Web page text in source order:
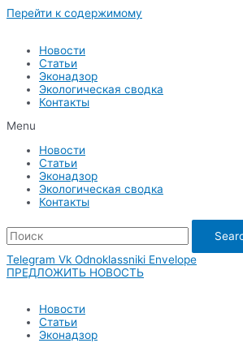
Перейти к содержимому
Новости
Статьи
Эконадзор
Экологическая сводка
Контакты
Menu
Новости
Статьи
Эконадзор
Экологическая сводка
Контакты
Telegram Vk Odnoklassniki Envelope
ПРЕДЛОЖИТЬ НОВОСТЬ
Новости
Статьи
Эконадзор